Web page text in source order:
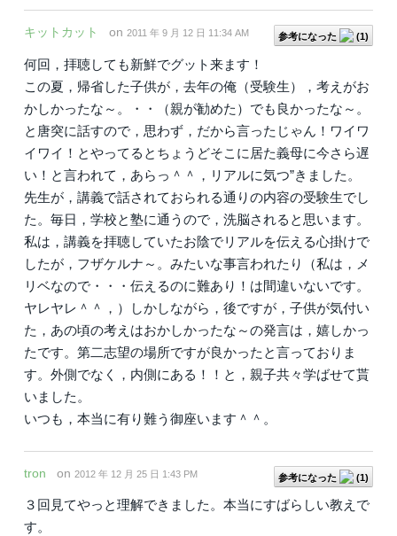
参考になった (1)
キットカット on 2011 年 9 月 12 日 11:34 AM
何回，拝聴しても新鮮でグット来ます！
この夏，帰省した子供が，去年の俺（受験生），考えがお
かしかったな～。・・（親が勧めた）でも良かったな～。
と唐突に話すので，思わず，だから言ったじゃん！ワイワ
イワイ！とやってるとちょうどそこに居た義母に今さら遅
い！と言われて，あらっ＾＾，リアルに気つ”きました。
先生が，講義で話されておられる通りの内容の受験生でし
た。毎日，学校と塾に通うので，洗脳されると思います。
私は，講義を拝聴していたお陰でリアルを伝える心掛けで
したが，フザケルナ～。みたいな事言われたり（私は，メ
リベなので・・・伝えるのに難あり！は間違いないです。
ヤレヤレ＾＾，）しかしながら，後ですが，子供が気付い
た，あの頃の考えはおかしかったな～の発言は，嬉しかっ
たです。第二志望の場所ですが良かったと言っておりま
す。外側でなく，内側にある！！と，親子共々学ばせて貰
いました。
いつも，本当に有り難う御座います＾＾。
参考になった (1)
tron on 2012 年 12 月 25 日 1:43 PM
３回見てやっと理解できました。本当にすばらしい教えで
す。